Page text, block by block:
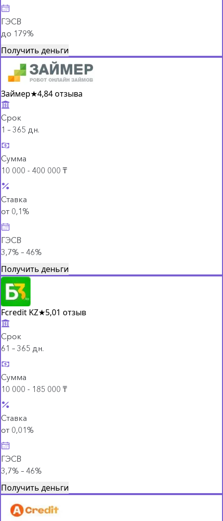
ГЭСВ
до 179%
Получить деньги
Займер★4,84 отзыва
Срок
1 – 365 дн.
Сумма
10 000 - 400 000 ₸
Ставка
от 0,1%
ГЭСВ
3,7% – 46%
Получить деньги
Fcredit KZ★5,01 отзыв
Срок
61 – 365 дн.
Сумма
10 000 - 185 000 ₸
Ставка
от 0,01%
ГЭСВ
3,7% – 46%
Получить деньги